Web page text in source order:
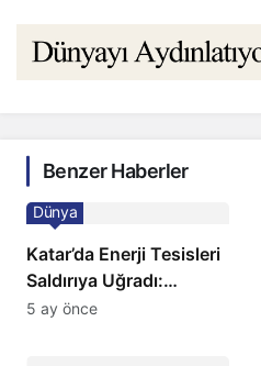
Benzer Haberler
Katar’da Enerji Tesisleri
Saldırıya Uğradı:
Avrupa’da Doğalgaz
Dünya
5 ay önce